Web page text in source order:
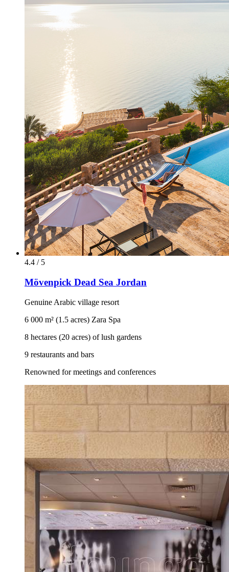
4.4 / 5
Mövenpick Dead Sea Jordan
Genuine Arabic village resort
6 000 m² (1.5 acres) Zara Spa
8 hectares (20 acres) of lush gardens
9 restaurants and bars
Renowned for meetings and conferences